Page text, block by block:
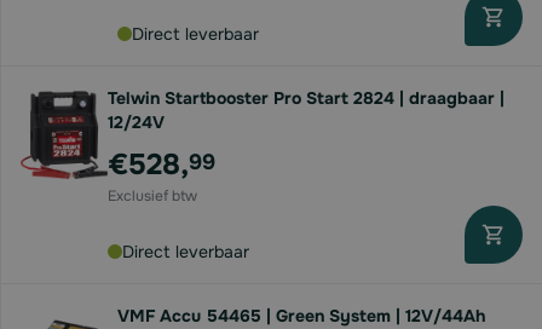
Direct leverbaar
Telwin Startbooster Pro Start 2824 | draagbaar |
12/24V
€528,99
Direct leverbaar
VMF Accu 54465 | Green System | 12V/44Ah